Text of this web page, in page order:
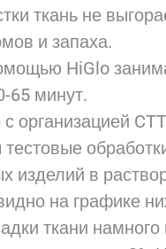
ткань не
и запаха.
HiGlo
65 минут.
организацией
изделий в
на графике
ткани